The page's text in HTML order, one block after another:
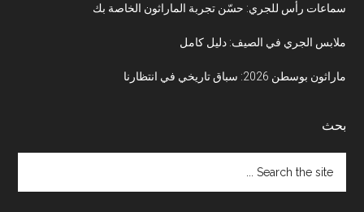
سماعات رأس للجري: حسّن تجربة الماراثون الخاصة بك
ملابس الجري في الصيف: دليل كامل
ماراثون بوسطن 2026: سباق تاريخي في انتظارنا
بحث
the